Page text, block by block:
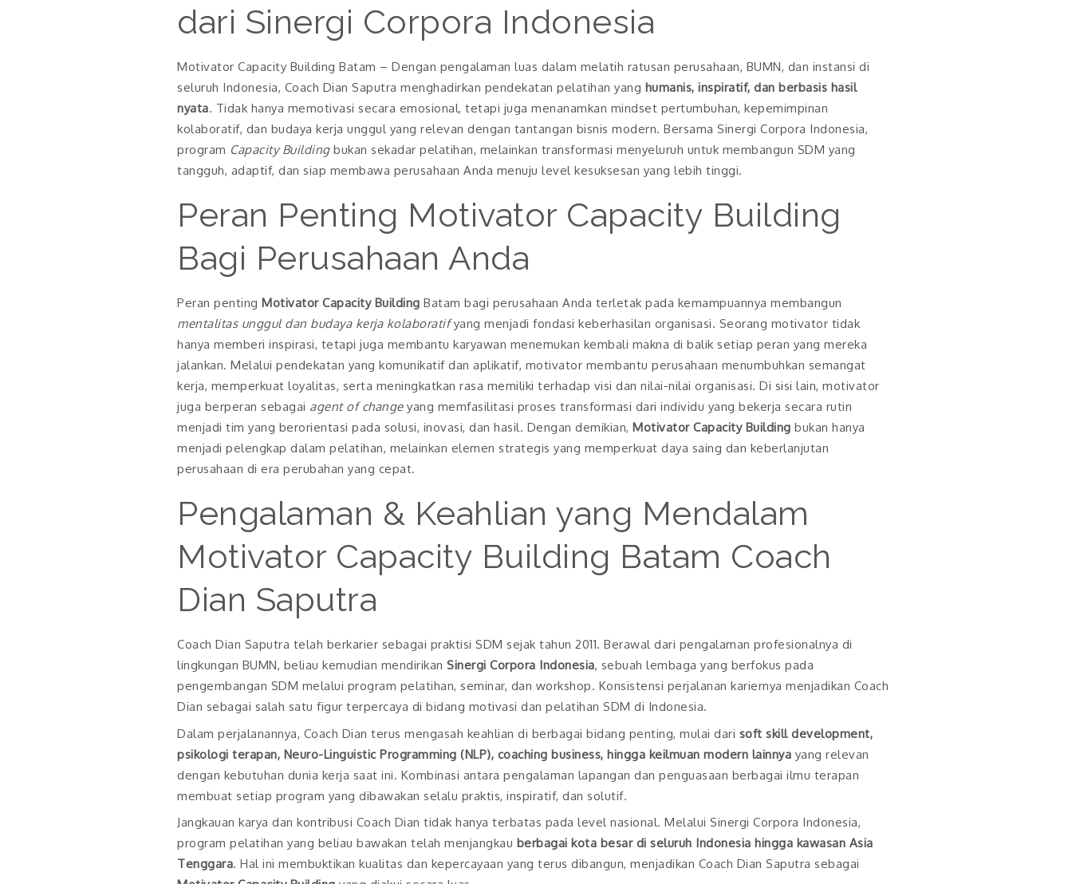
dari Sinergi Corpora Indonesia
Motivator Capacity Building Batam – Dengan pengalaman luas dalam melatih ratusan perusahaan, BUMN, dan instansi di
seluruh Indonesia, Coach Dian Saputra menghadirkan pendekatan pelatihan yang humanis, inspiratif, dan berbasis hasil
nyata. Tidak hanya memotivasi secara emosional, tetapi juga menanamkan mindset pertumbuhan, kepemimpinan
kolaboratif, dan budaya kerja unggul yang relevan dengan tantangan bisnis modern. Bersama Sinergi Corpora Indonesia,
program Capacity Buildingbukan sekadar pelatihan, melainkan transformasi menyeluruh untuk membangun SDM yang
tangguh, adaptif, dan siap membawa perusahaan Anda menuju level kesuksesan yang lebih tinggi.
Peran Penting Motivator Capacity Building
Bagi Perusahaan Anda
Peran penting Motivator Capacity Building Batam bagi perusahaan Anda terletak pada kemampuannya membangun
mentalitas unggul dan budaya kerja kolaboratifyang menjadi fondasi keberhasilan organisasi. Seorang motivator tidak
hanya memberi inspirasi, tetapi juga membantu karyawan menemukan kembali makna di balik setiap peran yang mereka
jalankan. Melalui pendekatan yang komunikatif dan aplikatif, motivator membantu perusahaan menumbuhkan semangat
kerja, memperkuat loyalitas, serta meningkatkan rasa memiliki terhadap visi dan nilai-nilai organisasi. Di sisi lain, motivator
juga berperan sebagai agent of changeyang memfasilitasi proses transformasi dari individu yang bekerja secara rutin
menjadi tim yang berorientasi pada solusi, inovasi, dan hasil. Dengan demikian, Motivator Capacity Building bukan hanya
menjadi pelengkap dalam pelatihan, melainkan elemen strategis yang memperkuat daya saing dan keberlanjutan
perusahaan di era perubahan yang cepat.
Pengalaman & Keahlian yang Mendalam
Motivator Capacity Building Batam Coach
Dian Saputra
Coach Dian Saputra telah berkarier sebagai praktisi SDM sejak tahun 2011. Berawal dari pengalaman profesionalnya di
lingkungan BUMN, beliau kemudian mendirikan Sinergi Corpora Indonesia, sebuah lembaga yang berfokus pada
pengembangan SDM melalui program pelatihan, seminar, dan workshop. Konsistensi perjalanan kariernya menjadikan Coach
Dian sebagai salah satu figur terpercaya di bidang motivasi dan pelatihan SDM di Indonesia.
Dalam perjalanannya, Coach Dian terus mengasah keahlian di berbagai bidang penting, mulai dari soft skill development,
psikologi terapan, Neuro-Linguistic Programming (NLP), coaching business, hingga keilmuan modern lainnya yang relevan
dengan kebutuhan dunia kerja saat ini. Kombinasi antara pengalaman lapangan dan penguasaan berbagai ilmu terapan
membuat setiap program yang dibawakan selalu praktis, inspiratif, dan solutif.
Jangkauan karya dan kontribusi Coach Dian tidak hanya terbatas pada level nasional. Melalui Sinergi Corpora Indonesia,
program pelatihan yang beliau bawakan telah menjangkau berbagai kota besar di seluruh Indonesia hingga kawasan Asia
Tenggara. Hal ini membuktikan kualitas dan kepercayaan yang terus dibangun, menjadikan Coach Dian Saputra sebagai